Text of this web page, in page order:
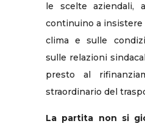
le scelte aziendali,
continuino a insistere
clima e sulle
sulle relazioni
presto al
straordinario del
La partita non si